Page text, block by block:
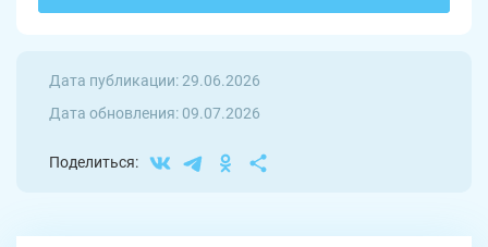
Дата публикации: 29.06.2026
Дата обновления: 09.07.2026
Поделиться: